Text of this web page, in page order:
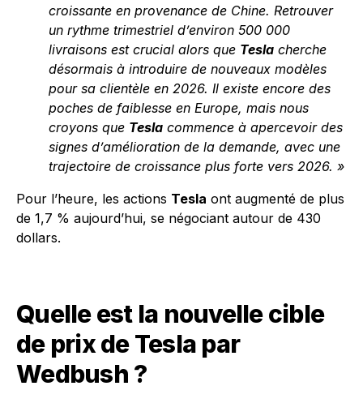
croissante en provenance de Chine. Retrouver
un rythme trimestriel d’environ 500 000
livraisons est crucial alors que Tesla cherche
désormais à introduire de nouveaux modèles
pour sa clientèle en 2026. Il existe encore des
poches de faiblesse en Europe, mais nous
croyons que Tesla commence à apercevoir des
signes d’amélioration de la demande, avec une
trajectoire de croissance plus forte vers 2026. »
Pour l’heure, les actions Tesla ont augmenté de plus
de 1,7 % aujourd’hui, se négociant autour de 430
dollars.
Quelle est la nouvelle cible
de prix de Tesla par
Wedbush ?